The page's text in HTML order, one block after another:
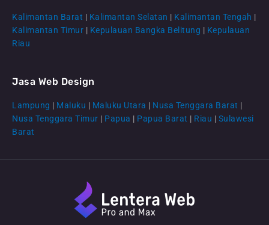
CS Lenteraweb
Kalimantan Barat | Kalimantan Selatan | Kalimantan Tengah |
Kalimantan Timur | Kepulauan Bangka Belitung | Kepulauan
Riau
Jasa Web Design
Lampung | Maluku | Maluku Utara | Nusa Tenggara Barat |
Nusa Tenggara Timur | Papua | Papua Barat | Riau | Sulawesi
Barat